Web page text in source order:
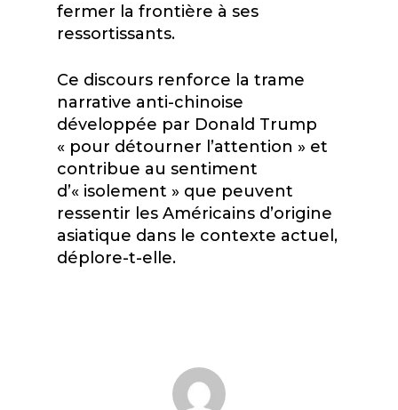
fermer la frontière à ses
ressortissants.
Ce discours renforce la trame
narrative anti-chinoise
développée par Donald Trump
« pour détourner l’attention » et
contribue au sentiment
d’« isolement » que peuvent
ressentir les Américains d’origine
asiatique dans le contexte actuel,
déplore-t-elle.